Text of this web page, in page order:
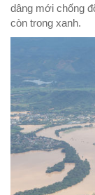
dâng mới chống
còn trong xanh.